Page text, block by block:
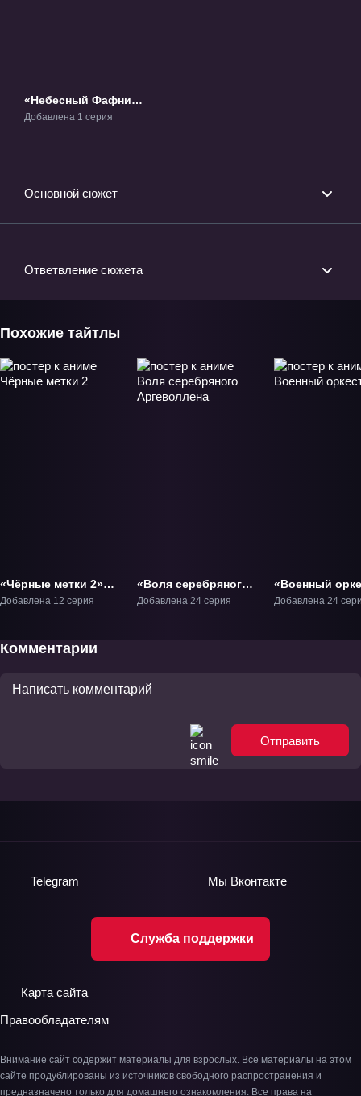
«Небесный Фафнир:
Справа Налево -
Добавлена 1 серия
Основной сюжет
Ответвление сюжета
Похожие тайтлы
«Чёрные метки 2»
ТВ-2
Добавлена 12 серия
«Воля серебряного
Аргеволлена» ТВ-1
Добавлена 24 серия
«Военный
ТВ-1
Добавлена 24
Комментарии
Отправить
Служба поддержки
Telegram Мы Вконтакте
Карта сайта
Правообладателям
Внимание сайт содержит материалы для взрослых. Все материалы на этом
сайте продублированы из источников свободного распространения и
предназначено только для домашнего ознакомления. Все права на